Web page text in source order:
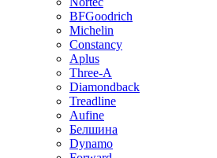
BFGoodrich
Michelin
Constancy
Aplus
Three-A
Diamondback
Treadline
Aufine
Белшина
Dynamo